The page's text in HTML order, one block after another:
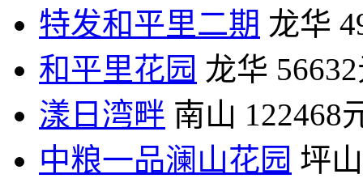
特发和平里二期 龙华
和平里花园 龙华
漾日湾畔 南山 122468
中粮一品澜山花园 坪山